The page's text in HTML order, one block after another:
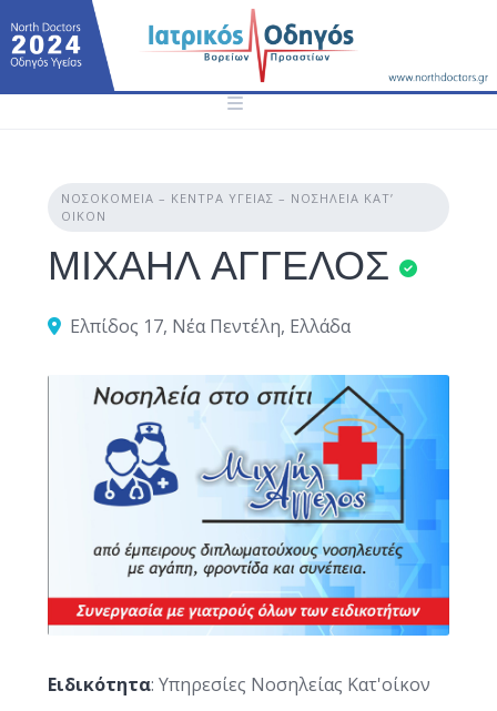
to
content
ΝΟΣΟΚΟΜΕΊΑ – ΚΈΝΤΡΑ ΥΓΕΊΑΣ – ΝΟΣΗΛΕΊΑ ΚΑΤ’
ΟΊΚΟΝ
ΜΙΧΑΗΛ ΑΓΓΕΛΟΣ
Ελπίδος 17, Νέα Πεντέλη, Ελλάδα
Ειδικότητα: Υπηρεσίες Νοσηλείας Κατ'οίκον